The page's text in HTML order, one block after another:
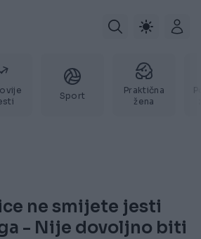
Sport
Praktična
žena
ne smijete jesti
- Nije dovoljno biti